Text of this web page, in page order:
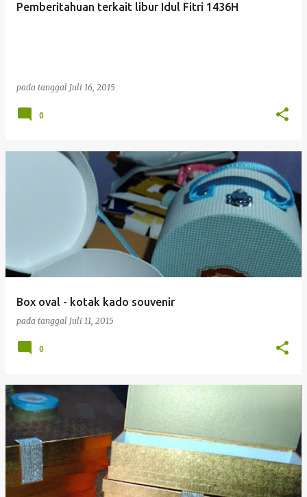
Pemberitahuan terkait libur Idul Fitri 1436H
pada tanggal Juli 16, 2015
0
Box oval - kotak kado souvenir
pada tanggal Juli 11, 2015
0